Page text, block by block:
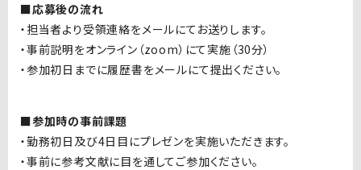
■応募後の流れ
・担当者より受領連絡をメールにてお送りします。
・事前説明をオンライン（zoom）にて実施（30分）
・参加初日までに履歴書をメールにて提出ください。
■参加時の事前課題
・勤務初日及び4日目にプレゼンを実施いただきます。
・事前に参考文献に目を通してご参加ください。